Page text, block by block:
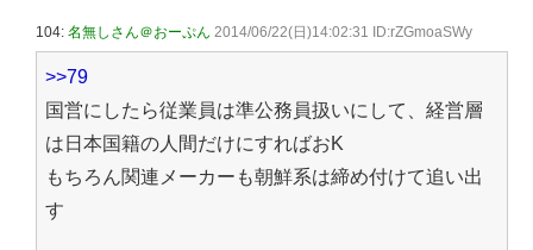
104: 名無しさん＠おーぷん 2014/06/22(日)14:02:31 ID:rZGmoaSWy
>>79
国営にしたら従業員は準公務員扱いにして、経営層
は日本国籍の人間だけにすればおK
もちろん関連メーカーも朝鮮系は締め付けて追い出
す